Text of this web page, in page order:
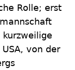
Rolle; erst
kurzweilige
von der